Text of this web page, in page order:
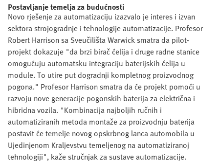
Postavljanje temelja za budućnosti
Novo rješenje za automatizaciju izazvalo je interes i izvan
sektora strojogradnje i tehnologije automatizacije. Profesor
Robert Harrison sa Sveučilišta Warwick smatra da pilot-
projekt dokazuje "da brzi birač ćelija i druge radne stanice
omogućuju automatsku integraciju baterijskih ćelija u
module. To utire put dogradnji kompletnog proizvodnog
pogona." Profesor Harrison smatra da će projekt pomoći u
razvoju nove generacije pogonskih baterija za električna i
hibridna vozila. "Kombinacija najboljih ručnih i
automatiziranih metoda montaže za proizvodnju baterija
postavit će temelje novog opskrbnog lanca automobila u
Ujedinjenom Kraljevstvu temeljenog na automatiziranoj
tehnologiji", kaže stručnjak za sustave automatizacije.